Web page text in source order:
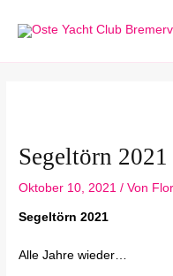
Inhalt
Segeltörn 2021
Oktober 10, 2021/ Von
Segeltörn 2021
Alle Jahre wieder…